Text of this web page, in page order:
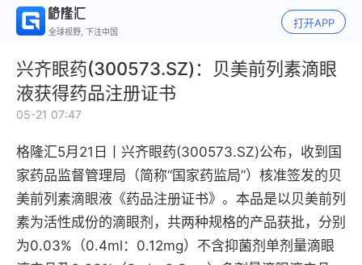
全球视野, 下注中国
打开APP
兴齐眼药(300573.SZ)：贝美前列素滴眼
液获得药品注册证书
05-21 07:47
格隆汇5月21日丨 兴齐眼药(300573.SZ)公布， 收到国
家药品监督管理局（简称“国家药监局”）核准签发的贝
美前列素滴眼液《药品注册证书》。 本品是以贝美前列
素为活性成份的滴眼剂，共两种规格的产品获批，分别
为0.03%（0.4ml：0.12mg）不含抑菌剂单剂量滴眼